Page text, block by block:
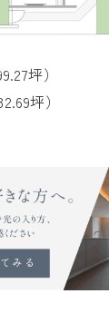
坪）
坪）